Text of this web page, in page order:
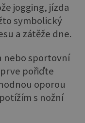
jogging, jízda
symbolický
a zátěže dne.
nebo sportovní
pořiďte
oporou
s nožní